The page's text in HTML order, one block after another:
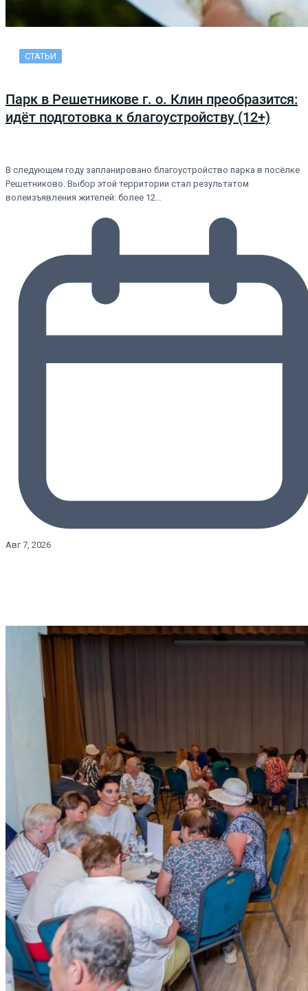
СТАТЬИ
Парк в Решетникове г. о. Клин преобразится:
идёт подготовка к благоустройству (12+)
В следующем году запланировано благоустройство парка в посёлке
Решетниково. Выбор этой территории стал результатом
волеизъявления жителей: более 12…
Авг 7, 2026